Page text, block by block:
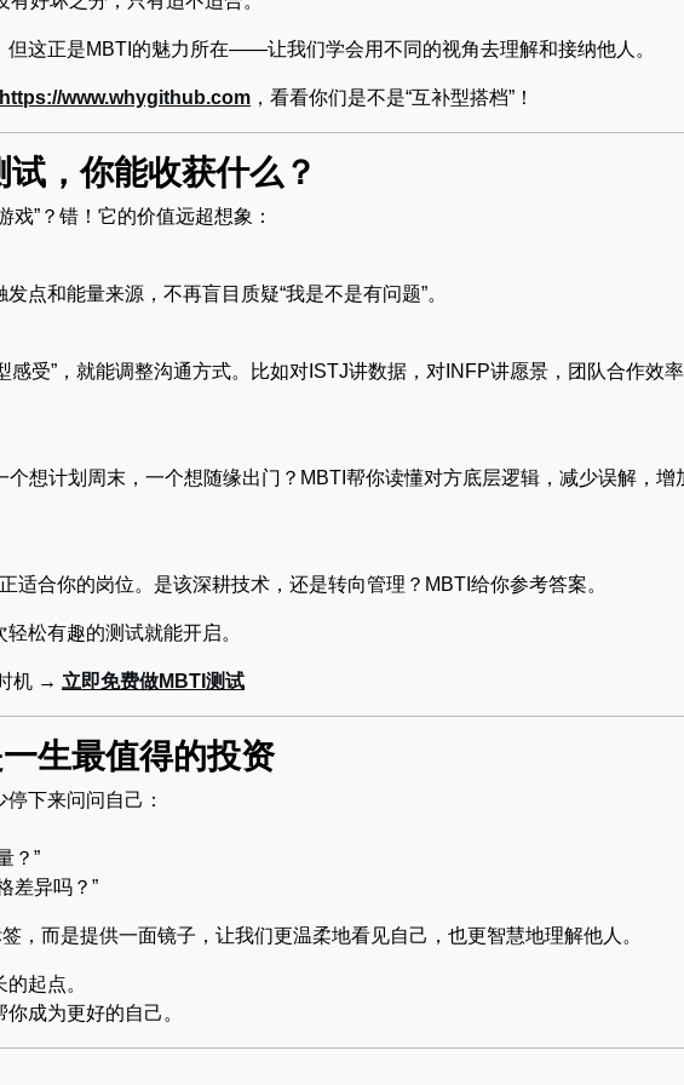
但这正是MBTI的魅力所在——让我们学会用不同的视角去理解和接纳他人。
https://www.whygithub.com ，看看你们是不是“互补型搭档”！
，你能收获什么？
戏”？错！它的价值远超想象：
点和能量来源，不再盲目质疑“我是不是有问题”。
感受”，就能调整沟通方式。比如对ISTJ讲数据，对INFP讲愿景，团队合作效
个想计划周末，一个想随缘出门？MBTI帮你读懂对方底层逻辑，减少误解，增
适合你的岗位。是该深耕技术，还是转向管理？MBTI给你参考答案。
松有趣的测试就能开启。
机 → 立即免费做MBTI测试
生最值得的投资
下来问问自己：
？”
差异吗？”
，而是提供一面镜子，让我们更温柔地看见自己，也更智慧地理解他人。
起点。
成为更好的自己。